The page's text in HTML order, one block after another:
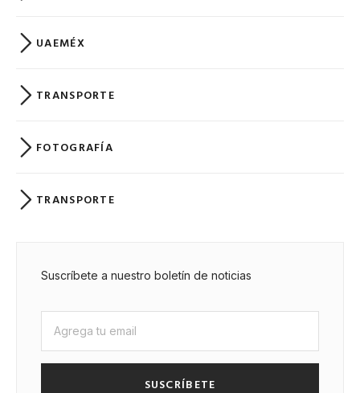
UAEMÉX
TRANSPORTE
FOTOGRAFÍA
TRANSPORTE
Suscríbete a nuestro boletín de noticias
SUSCRÍBETE